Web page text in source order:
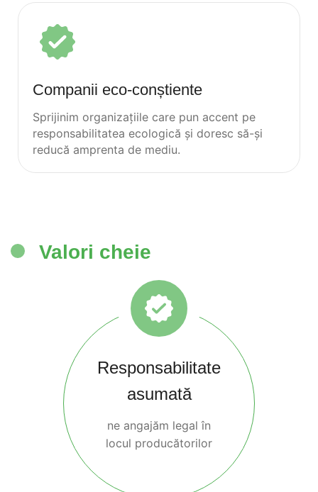
Companii eco-conștiente
Sprijinim organizațiile care pun accent pe
responsabilitatea ecologică și doresc să-și
reducă amprenta de mediu.
Valori cheie
Responsabilitate
asumată
ne angajăm legal în
locul producătorilor